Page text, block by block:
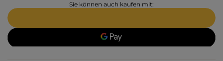
Sie können auch kaufen mit: